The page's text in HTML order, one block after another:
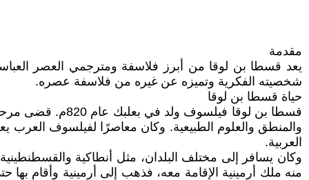
مقدمة
يعد قسطا بن لوقا من أبرز فلاسفة ومترجمي العصر
شخصيته الفكرية وتميزه عن غيره من فلاسفة عصره.
حياة قسطا بن لوقا
قسطا بن لوقا
والمنطق والعلوم الطبيعية. وكان معاصرًا لفيلسوف العرب
العربية.
وكان يسافر إلى مختلف البلدان، مثل أنطاكية والقسطنطينية،